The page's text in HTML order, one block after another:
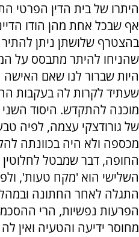
היתרו של בית הדין הפרטי
אף שבכל אחת מהן הודו
בהצטרף שלושתן ניתן
שהניחו להיתר מתבסס על
היות שברור לנו שאם
שעתיד לקרות לה בעקבות
מוכנה להתקדש. היסוד
של גורודצקי עצמה, לפיה
מכספה ולא היה בכוונתה
החופה, דבר שמבטל
השלישי הוא 'מקח טעות',
התגלה לאחר החתונה
הפרעות נפשיות, הרי
מחוסר ידיעה והטעיה ואין